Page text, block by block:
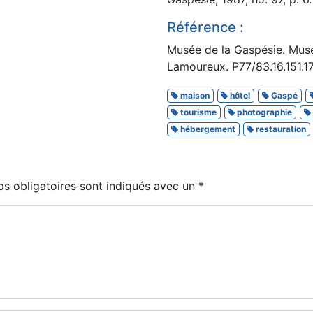
Référence :
Musée de la Gaspésie.
Lamoureux. P77/
maison hôtel
Gaspé
tourisme
photographie
hébergement
restauration
obligatoires sont indiqués avec un *